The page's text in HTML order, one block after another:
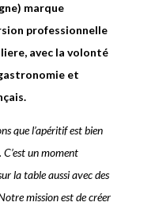
marque
professionnelle
avec la volonté
et
que l’apéritif est bien
C’est un moment
la table aussi avec des
mission est de créer